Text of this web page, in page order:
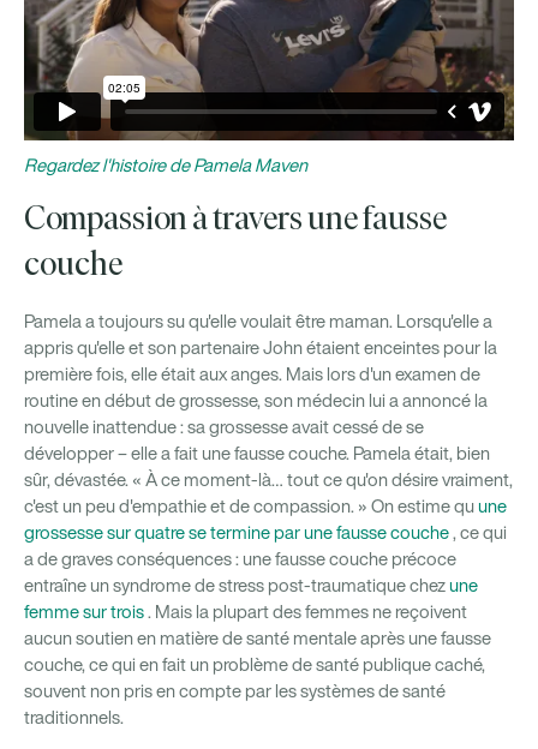
Regardez l'histoire de Pamela Maven
Compassion à travers une fausse
couche
Pamela a toujours su qu'elle voulait être maman. Lorsqu'elle a
appris qu'elle et son partenaire John étaient enceintes pour la
première fois, elle était aux anges. Mais lors d'un examen de
routine en début de grossesse, son médecin lui a annoncé la
nouvelle inattendue : sa grossesse avait cessé de se
développer – elle a fait une fausse couche. Pamela était, bien
sûr, dévastée. « À ce moment-là… tout ce qu'on désire vraiment,
c'est un peu d'empathie et de compassion. » On estime quune
grossesse sur quatre se termine par une fausse couche, ce qui
a de graves conséquences : une fausse couche précoce
entraîne un syndrome de stress post-traumatique chezune
femme sur trois. Mais la plupart des femmes ne reçoivent
aucun soutien en matière de santé mentale après une fausse
couche, ce qui en fait un problème de santé publique caché,
souvent non pris en compte par les systèmes de santé
traditionnels.